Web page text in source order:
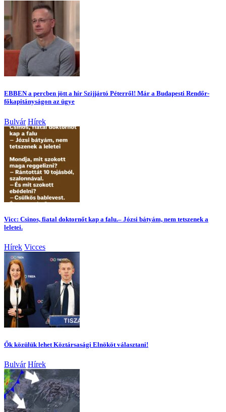
EBBEN a percben jött a hír Szijjártó Péterről! Már a Budapesti Rendőr-
főkapitányságon az ügye
Bulvár Hírek
Vicc: Csinos, fiatal doktornőt kap a falu.– Józsi bátyám, nem tetszenek a
leletei.
Hírek Vicces
Ők közülük lehet Köztársasági Elnököt választani!
Bulvár Hírek